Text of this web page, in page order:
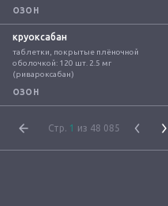
ОЗОН
круоксабан
таблетки, покрытые плёночной
оболочкой: 120 шт. 2.5 мг
(ривароксабан)
ОЗОН
Стр. 1 из 48 085